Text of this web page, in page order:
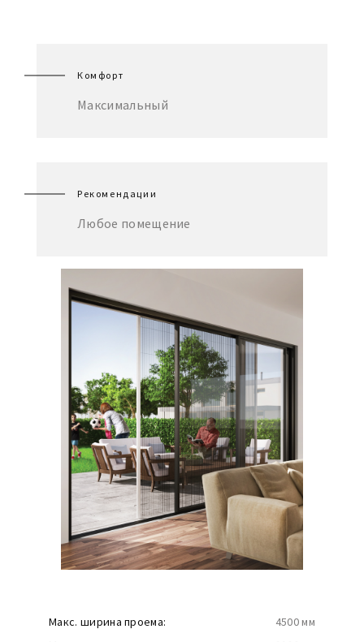
Комфорт
Максимальный
Рекомендации
Любое помещение
Макс. ширина проема:
4500 мм